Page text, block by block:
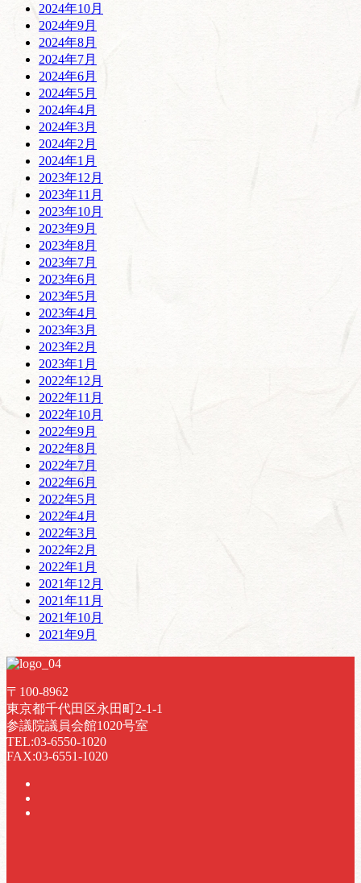
2024年10月
2024年9月
2024年8月
2024年7月
2024年6月
2024年5月
2024年4月
2024年3月
2024年2月
2024年1月
2023年12月
2023年11月
2023年10月
2023年9月
2023年8月
2023年7月
2023年6月
2023年5月
2023年4月
2023年3月
2023年2月
2023年1月
2022年12月
2022年11月
2022年10月
2022年9月
2022年8月
2022年7月
2022年6月
2022年5月
2022年4月
2022年3月
2022年2月
2022年1月
2021年12月
2021年11月
2021年10月
2021年9月
〒100-8962
東京都千代田区永田町2-1-1
参議院議員会館1020号室
TEL:03-6550-1020
FAX:03-6551-1020